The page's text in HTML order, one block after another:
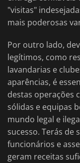
"visitas"
mais poderosas
Por outro lado,
legítimos, como
lavandarias e
aparências, é
destas operações
sólidas e equipas
mundo legal e
sucesso. Terás de
funcionários e
geram receitas